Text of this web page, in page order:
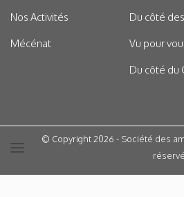
Nos Activités
Mécénat
Du côté
Vu pour
Du côté du
© Copyright 2026 - Société des